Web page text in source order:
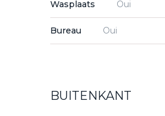
Wasplaats Oui
Bureau Oui
BUITENKANT